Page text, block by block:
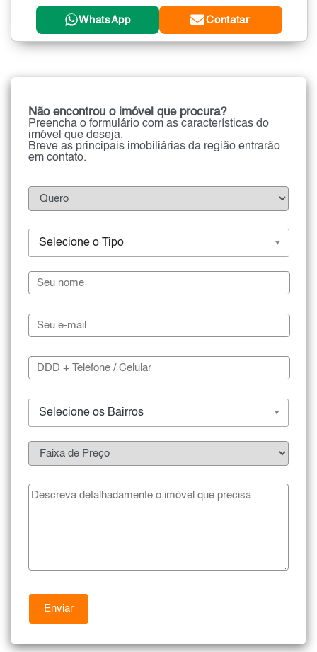
WhatsApp Contatar
Não encontrou o imóvel que procura?
Preencha o formulário com as características do
imóvel que deseja.
Breve as principais imobiliárias da região entrarão
em contato.
Selecione o Tipo
Selecione os Bairros